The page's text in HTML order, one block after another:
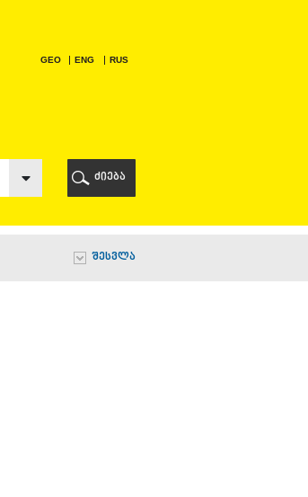
GEO ENG RUS
ძიება
შესვლა